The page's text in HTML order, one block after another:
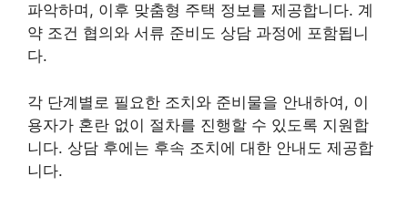
파악하며, 이후 맞춤형 주택 정보를 제공합니다. 계
약 조건 협의와 서류 준비도 상담 과정에 포함됩니
다.
각 단계별로 필요한 조치와 준비물을 안내하여, 이
용자가 혼란 없이 절차를 진행할 수 있도록 지원합
니다. 상담 후에는 후속 조치에 대한 안내도 제공합
니다.